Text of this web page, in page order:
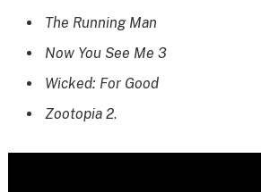
The Running Man
Now You See Me 3
Wicked: For Good
Zootopia 2.